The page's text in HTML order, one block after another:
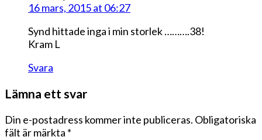
16 mars, 2015 at 06:27
Synd hittade inga i min storlek ……….38!
Kram L
Svara
Lämna ett svar
Din e-postadress kommer inte publiceras. Obligatoriska
fält är märkta *